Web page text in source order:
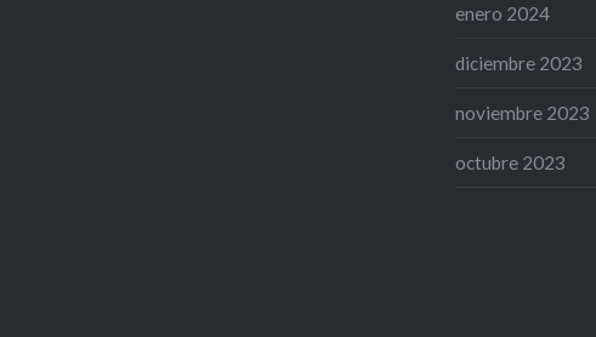
enero 2024
diciembre 2023
noviembre 2023
octubre 2023